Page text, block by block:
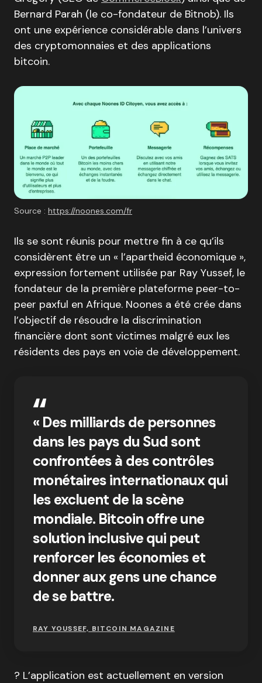
Bernard Parah (le co-fondateur de Bitnob). Ils
ont une expérience considérable dans l’univers
des cryptomonnaies et des applications
bitcoin.
Source : https://noones.com/fr
Ils se sont réunis pour mettre fin à ce qu’ils
considèrent être un « l’apartheid économique »,
expression fortement utilisée par Ray Yussef, le
fondateur de la première plateforme peer-to-
peer paxful en Afrique. Noones a été crée dans
l’objectif de résoudre la discrimination
financière dont sont victimes malgré eux les
résidents des pays en voie de développement.
« Des milliards de personnes
dans les pays du Sud sont
confrontées à des contrôles
monétaires internationaux qui
les excluent de la scène
mondiale. Bitcoin offre une
solution inclusive qui peut
renforcer les économies et
donner aux gens une chance
de se battre.
RAY YOUSSEF, BITCOIN MAGAZINE
? L’application est actuellement en version